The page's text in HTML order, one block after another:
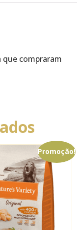
que compraram
Promoção!